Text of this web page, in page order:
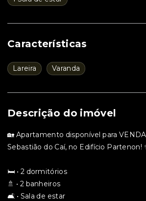
Características
Lareira Varanda
Descrição do imóvel
🏡 Apartamento disponível para
Sebastião do Caí, no Edifício Partenon!
🛏️ • 2 dormitórios
🚿 • 2 banheiros
🛋️ • Sala de estar